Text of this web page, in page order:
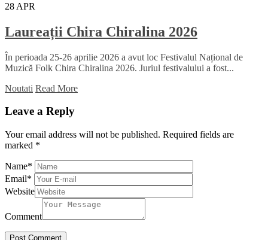
28 APR
Laureații Chira Chiralina 2026
În perioada 25-26 aprilie 2026 a avut loc Festivalul Național de
Muzică Folk Chira Chiralina 2026. Juriul festivalului a fost...
Noutati Read More
Leave a Reply
Your email address will not be published. Required fields are
marked *
Name*
Email*
Website
Comment